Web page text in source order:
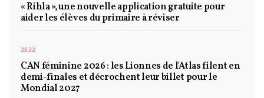
« Rihla », une nouvelle application gratuite pour
aider les élèves du primaire à réviser
23:22
CAN féminine 2026 : les Lionnes de l'Atlas filent en
demi-finales et décrochent leur billet pour le
Mondial 2027